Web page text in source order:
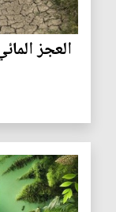
العجز